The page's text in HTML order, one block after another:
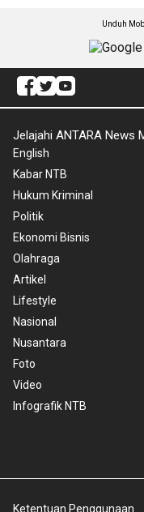
Unduh
Jelajahi ANTARA News
English
Kabar NTB
Hukum Kriminal
Politik
Ekonomi Bisnis
Olahraga
Artikel
Lifestyle
Nasional
Nusantara
Foto
Video
Infografik NTB
Ketentuan Penggunaan